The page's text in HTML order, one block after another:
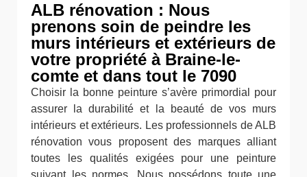
ALB rénovation : Nous
prenons soin de peindre les
murs intérieurs et extérieurs de
votre propriété à Braine-le-
comte et dans tout le 7090
Choisir la bonne peinture s’avère primordial pour
assurer la durabilité et la beauté de vos murs
intérieurs et extérieurs. Les professionnels de ALB
rénovation vous proposent des marques alliant
toutes les qualités exigées pour une peinture
suivant les normes. Nous possédons toute une